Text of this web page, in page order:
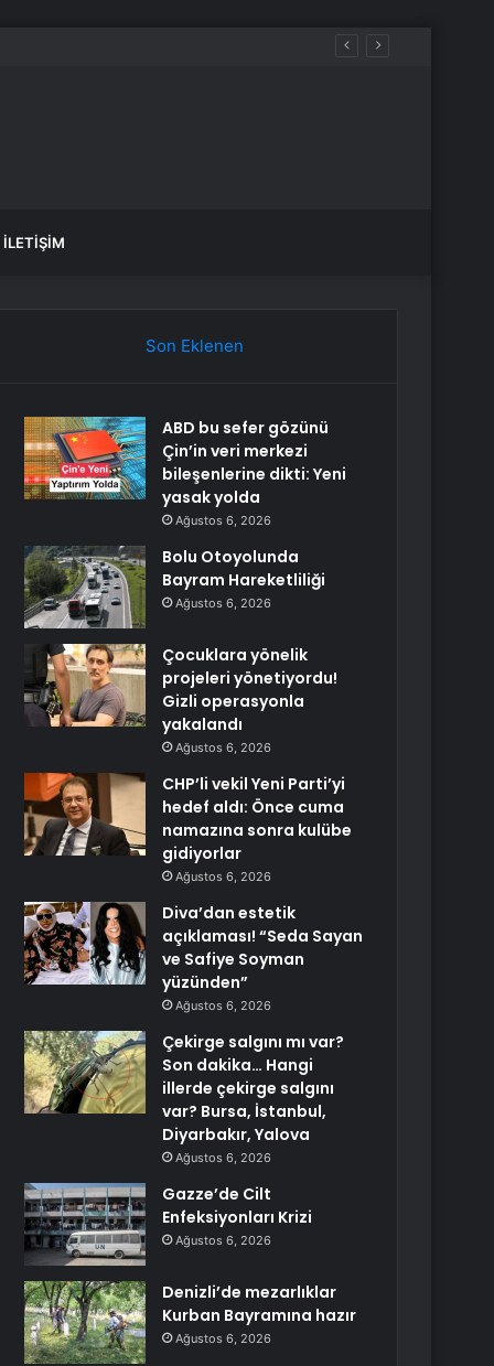
İLETIŞIM
Son Eklenen
ABD bu sefer gözünü
Çin’in veri merkezi
bileşenlerine dikti: Yeni
yasak yolda
Ağustos 6, 2026
Bolu Otoyolunda
Bayram Hareketliliği
Ağustos 6, 2026
Çocuklara yönelik
projeleri yönetiyordu!
Gizli operasyonla
yakalandı
Ağustos 6, 2026
CHP’li vekil Yeni Parti’yi
hedef aldı: Önce cuma
namazına sonra kulübe
gidiyorlar
Ağustos 6, 2026
Diva’dan estetik
açıklaması! “Seda Sayan
ve Safiye Soyman
yüzünden”
Ağustos 6, 2026
Çekirge salgını mı var?
Son dakika… Hangi
illerde çekirge salgını
var? Bursa, İstanbul,
Diyarbakır, Yalova
Ağustos 6, 2026
Gazze’de Cilt
Enfeksiyonları Krizi
Ağustos 6, 2026
Denizli’de mezarlıklar
Kurban Bayramına hazır
Ağustos 6, 2026